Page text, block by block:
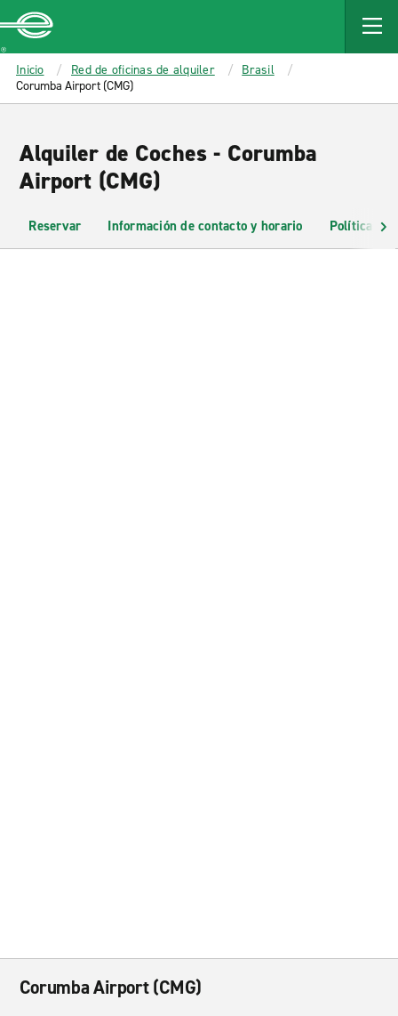
MAIN
CONTENT
Enterprise
Inicio Red de oficinas de alquiler
Brasil
Corumba Airport (CMG)
Alquiler de Coches - Corumba
Airport (CMG)
Reservar Información de contacto y horario Políticas
Corumba Airport (CMG)